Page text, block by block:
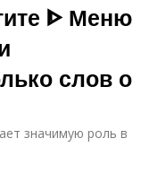
ᐈ Меню
слов о
значимую роль в